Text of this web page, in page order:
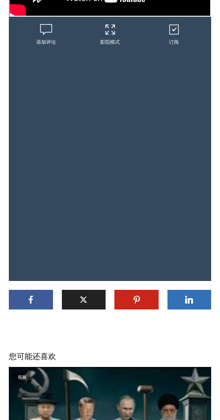
添加评论 影院模式 订阅
您可能还喜欢
视频